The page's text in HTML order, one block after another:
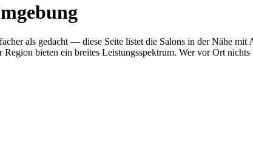
als gedacht — diese Seite listet die Salons in der Nähe
bieten ein breites Leistungsspektrum. Wer vor Ort